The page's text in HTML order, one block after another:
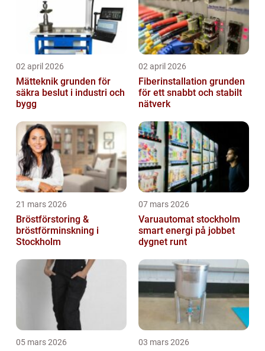
02 april 2026
Mätteknik grunden för
säkra beslut i industri och
bygg
02 april 2026
Fiberinstallation grunden
för ett snabbt och stabilt
nätverk
21 mars 2026
Bröstförstoring &
bröstförminskning i
Stockholm
07 mars 2026
Varuautomat stockholm
smart energi på jobbet
dygnet runt
05 mars 2026 03 mars 2026